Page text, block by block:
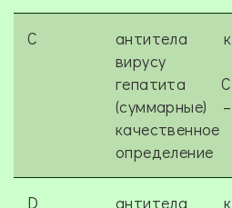
C
антитела к
вирусу
гепатита С
(суммарные) –
качественное
определение
D
антитела к